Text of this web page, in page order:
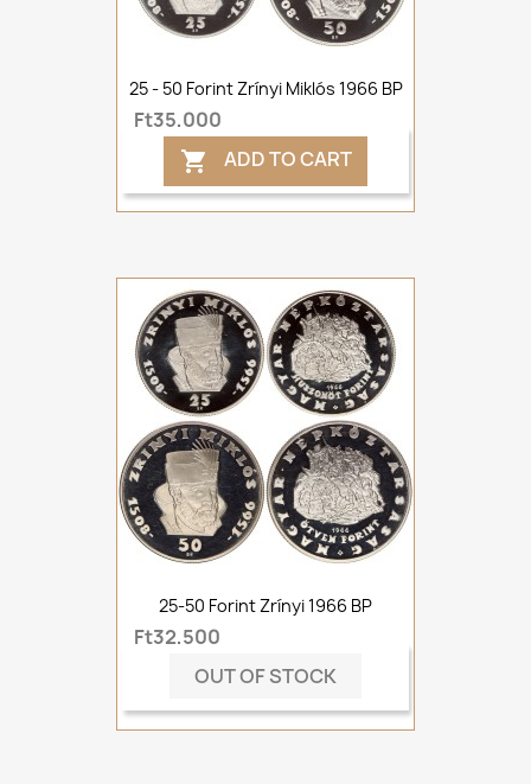
25 - 50 Forint Zrínyi Miklós 1966 BP
Ft35,000
 ADD TO CART
25-50 Forint Zrínyi 1966 BP
Ft32,500
OUT OF STOCK